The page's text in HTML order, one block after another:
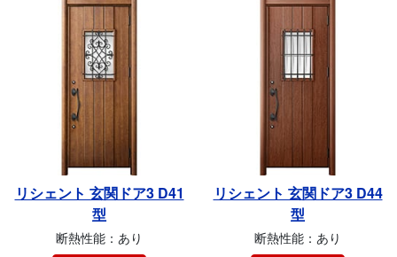
リシェント 玄関ドア3 D41
型
断熱性能：あり
リシェント 玄関ドア3 D44
型
断熱性能：あり